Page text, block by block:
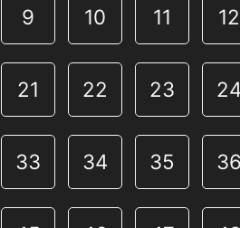
9 10 11 12
21 22 23
33 34 35